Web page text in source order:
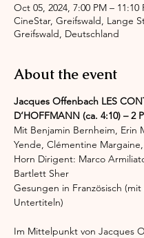
Oct 05, 2024, 7:00 PM – 11:10
CineStar, Greifswald, Lange
Greifswald, Deutschland
About the event
Jacques Offenbach LES
D‘HOFFMANN (ca. 4:10) – 2
Mit Benjamin Bernheim, Erin
Yende, Clémentine
Horn Dirigent: Marco
Bartlett Sher
Gesungen in Französisch
Untertiteln)
Im Mittelpunkt von Jacques